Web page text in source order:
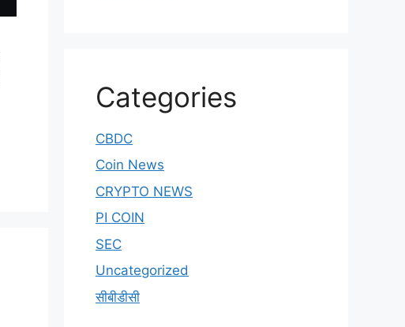
Categories
CBDC
Coin News
CRYPTO NEWS
PI COIN
SEC
Uncategorized
सीबीडीसी